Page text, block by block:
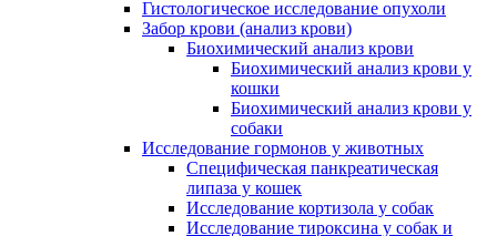
Гистологическое исследование опухоли
Забор крови (анализ крови)
Биохимический анализ крови
Биохимический анализ крови у
кошки
Биохимический анализ крови у
собаки
Исследование гормонов у животных
Специфическая панкреатическая
липаза у кошек
Исследование кортизола у собак
Исследование тироксина у собак и